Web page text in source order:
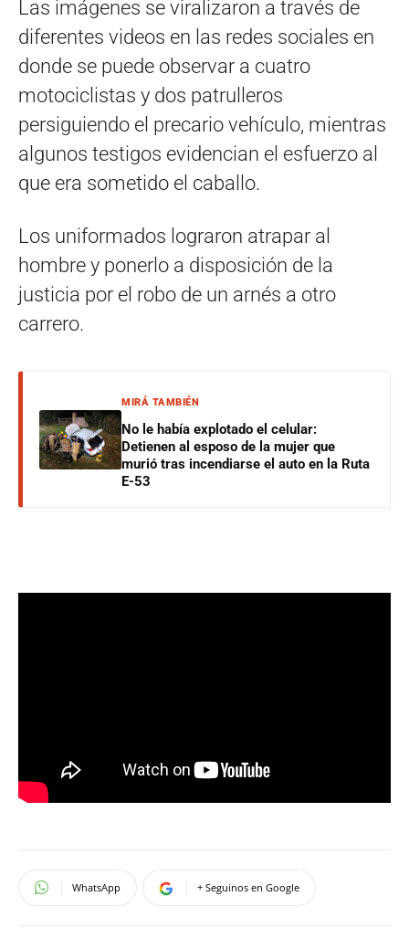
Las imágenes se viralizaron a través de
diferentes videos en las redes sociales en
donde se puede observar a cuatro
motociclistas y dos patrulleros
persiguiendo el precario vehículo, mientras
algunos testigos evidencian el esfuerzo al
que era sometido el caballo.
Los uniformados lograron atrapar al
hombre y ponerlo a disposición de la
justicia por el robo de un arnés a otro
carrero.
MIRÁ TAMBIÉN
No le había explotado el celular:
Detienen al esposo de la mujer que
murió tras incendiarse el auto en la Ruta
E-53
WhatsApp + Seguinos en Google